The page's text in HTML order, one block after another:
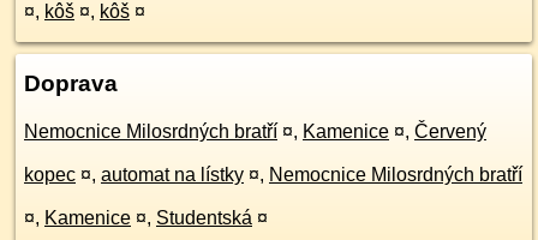
¤, kôš ¤, kôš ¤
Doprava
Nemocnice Milosrdných bratří ¤, Kamenice ¤, Červený
kopec ¤, automat na lístky ¤, Nemocnice Milosrdných bratří
¤, Kamenice ¤, Studentská ¤